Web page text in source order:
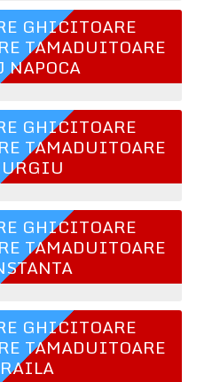
GHICITOARE
TAMADUITOARE
NAPOCA
GHICITOARE
TAMADUITOARE
GHICITOARE
TAMADUITOARE
GHICITOARE
TAMADUITOARE